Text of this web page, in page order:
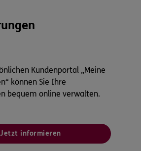
Kundenportal „Meine
können Sie Ihre
bequem online verwalten.
Jetzt informieren